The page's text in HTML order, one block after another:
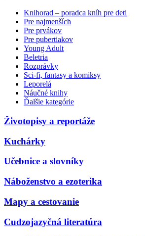
Knihorad – poradca kníh pre deti
Pre najmenších
Pre prvákov
Pre pubertiakov
Young Adult
Beletria
Rozprávky
Sci-fi, fantasy a komiksy
Leporelá
Náučné knihy
Ďalšie kategórie
Životopisy a reportáže
Kuchárky
Učebnice a slovníky
Náboženstvo a ezoterika
Mapy a cestovanie
Cudzojazyčná literatúra